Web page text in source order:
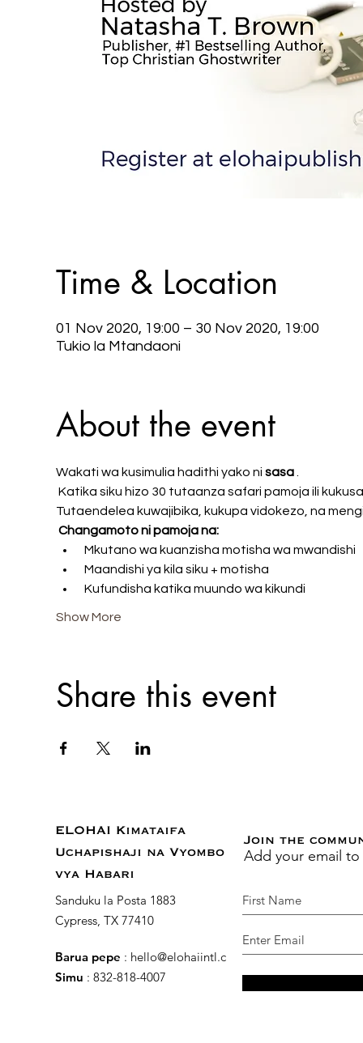
Time & Location
01 Nov 2020, 19:00 – 30 Nov 2020, 19:00
Tukio la Mtandaoni
About the event
Wakati wa kusimulia hadithi yako ni sasa .
Tutaendelea kuwajibika, kukupa vidokezo, na
Changamoto ni pamoja na:
Mkutano wa kuanzisha motisha wa mwandishi
Maandishi ya kila siku + motisha
Kufundisha katika muundo wa kikundi
Show More
Share this event
ELOHAI Kimataifa
Uchapishaji na Vyombo
vya Habari
Sanduku la Posta 1883
Cypress, TX 77410
Barua pepe : hello@elohaiintl.com
Simu : 832-818-4007
Join the
Add your email